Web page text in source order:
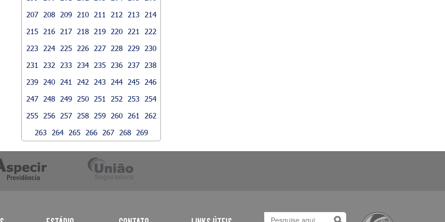
207
208 209 210 211 212 213
214
215
216 217 218 219 220 221
222
223
224 225 226 227 228 229
230
231
232 233 234 235 236 237
238
239
240 241 242 243 244 245
246
247
248 249 250 251 252 253
254
255
256 257 258 259 260 261
262
263
264 265 266 267 268 269